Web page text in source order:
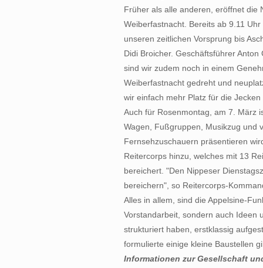
Früher als alle anderen, eröffnet die
Weiberfastnacht. Bereits ab 9.11
unseren zeitlichen Vorsprung bis
Didi Broicher. Geschäftsführer
sind wir zudem noch in einem
Weiberfastnacht gedreht und
wir einfach mehr Platz für die
Auch für Rosenmontag, am 7. März
Wagen, Fußgruppen, Musikzug und
Fernsehzuschauern präsentieren
Reitercorps hinzu, welches mit 13
bereichert. "Den Nippeser
bereichern", so Reitercorps-
Alles in allem, sind die Appelsine-
Vorstandarbeit, sondern auch Ideen
strukturiert haben, erstklassig
formulierte einige kleine Baustellen
Informationen zur Gesellschaft